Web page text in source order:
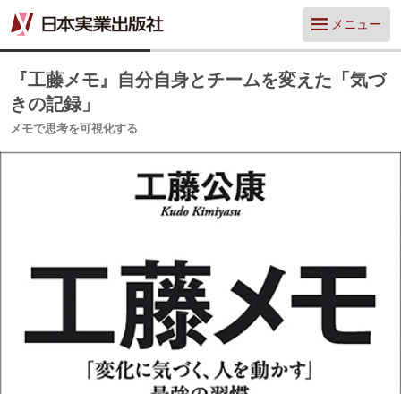
メニュー
『工藤メモ』自分自身とチームを変えた「気づ
きの記録」
メモで思考を可視化する